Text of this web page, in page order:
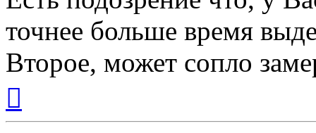
точнее больше время
Второе, может сопло
началу